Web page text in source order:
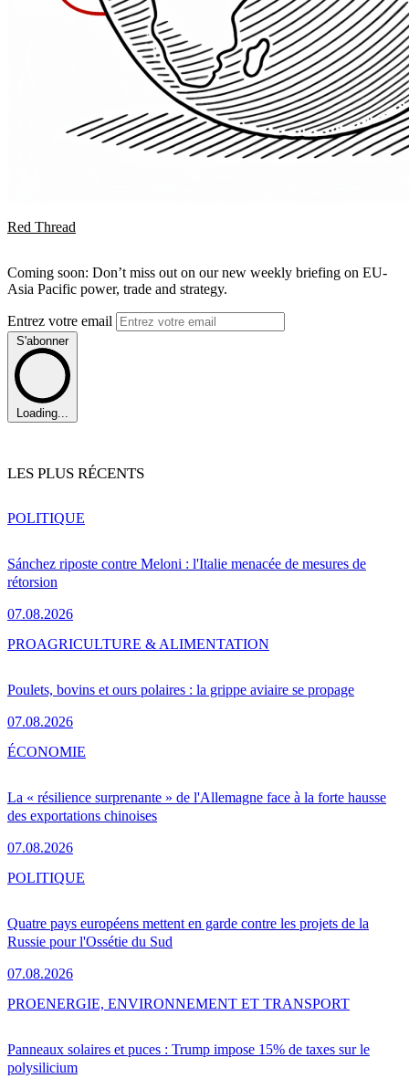
Red Thread
Coming soon: Don’t miss out on our new weekly briefing on EU-
Asia Pacific power, trade and strategy.
Entrez votre email
S'abonner
Loading...
LES PLUS RÉCENTS
Sánchez riposte contre Meloni : l'Italie menacée de mesures de
rétorsion
07.08.2026
POLITIQUE
Poulets, bovins et ours polaires : la grippe aviaire se propage
07.08.2026
PROAGRICULTURE & ALIMENTATION
La « résilience surprenante » de l'Allemagne face à la forte hausse
des exportations chinoises
07.08.2026
ÉCONOMIE
Quatre pays européens mettent en garde contre les projets de la
Russie pour l'Ossétie du Sud
07.08.2026
POLITIQUE
Panneaux solaires et puces : Trump impose 15% de taxes sur le
polysilicium
PROENERGIE, ENVIRONNEMENT ET TRANSPORT